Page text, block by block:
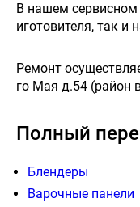
В нашем сервисном
иготовителя, так и
Ремонт
го Мая д.54 (район
Полный
Блендеры
Варочные панели